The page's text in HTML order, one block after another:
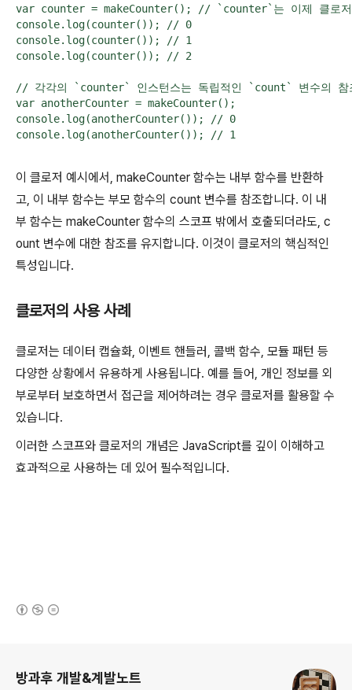
var counter = makeCounter(); // `counter`는 이제 클로저
console.log(counter()); // 0
console.log(counter()); // 1
console.log(counter()); // 2
// 각각의 `counter` 인스턴스는 독립적인 `count` 변수의 참
var anotherCounter = makeCounter();
console.log(anotherCounter()); // 0
console.log(anotherCounter()); // 1
이 클로저 예시에서, makeCounter 함수는 내부 함수를 반환하
고, 이 내부 함수는 부모 함수의 count 변수를 참조합니다. 이 내
부 함수는 makeCounter 함수의 스코프 밖에서 호출되더라도, c
ount 변수에 대한 참조를 유지합니다. 이것이 클로저의 핵심적인
특성입니다.
클로저의 사용 사례
클로저는 데이터 캡슐화, 이벤트 핸들러, 콜백 함수, 모듈 패턴 등
다양한 상황에서 유용하게 사용됩니다. 예를 들어, 개인 정보를 외
부로부터 보호하면서 접근을 제어하려는 경우 클로저를 활용할 수
있습니다.
이러한 스코프와 클로저의 개념은 JavaScript를 깊이 이해하고
효과적으로 사용하는 데 있어 필수적입니다.
방과후 개발&계발노트